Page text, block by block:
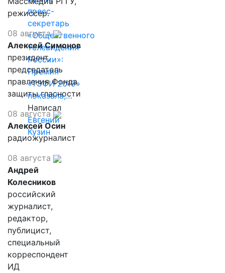
пресс-
секретарь
«Общественного
телевидения
России»:
Премия
«ТЭФИ 2019»
показала,…
Написал
Евгений
Кузин
режиссер.
08 августа
Алексей Симонов
президент,
председатель
правления Фонда
защиты гласности
08 августа
Алексей Осин
радиожурналист
08 августа
Андрей
Колесников
российский
журналист,
редактор,
публицист,
специальный
корреспондент
ИД